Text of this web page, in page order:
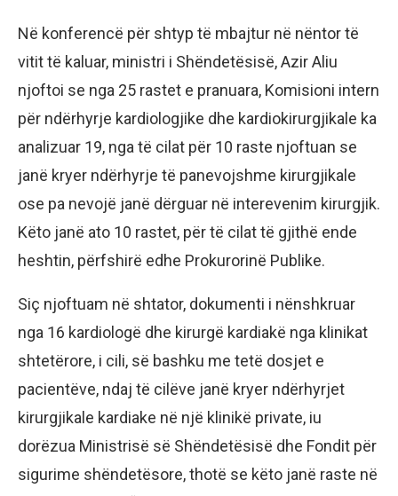
Në konferencë për shtyp të mbajtur në nëntor të
vitit të kaluar, ministri i Shëndetësisë, Azir Aliu
njoftoi se nga 25 rastet e pranuara, Komisioni intern
për ndërhyrje kardiologjike dhe kardiokirurgjikale ka
analizuar 19, nga të cilat për 10 raste njoftuan se
janë kryer ndërhyrje të panevojshme kirurgjikale
ose pa nevojë janë dërguar në interevenim kirurgjik.
Këto janë ato 10 rastet, për të cilat të gjithë ende
heshtin, përfshirë edhe Prokurorinë Publike.
Siç njoftuam në shtator, dokumenti i nënshkruar
nga 16 kardiologë dhe kirurgë kardiakë nga klinikat
shtetërore, i cili, së bashku me tetë dosjet e
pacientëve, ndaj të cilëve janë kryer ndërhyrjet
kirurgjikale kardiake në një klinikë private, iu
dorëzua Ministrisë së Shëndetësisë dhe Fondit për
sigurime shëndetësore, thotë se këto janë raste në